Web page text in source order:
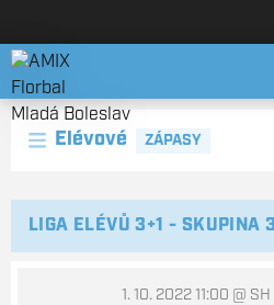
AMIX Florbal Mladá Boleslav
Elévové ZÁPASY
LIGA ELÉVŮ 3+1 - SKUPINA
1. 10. 2022 11:00 @